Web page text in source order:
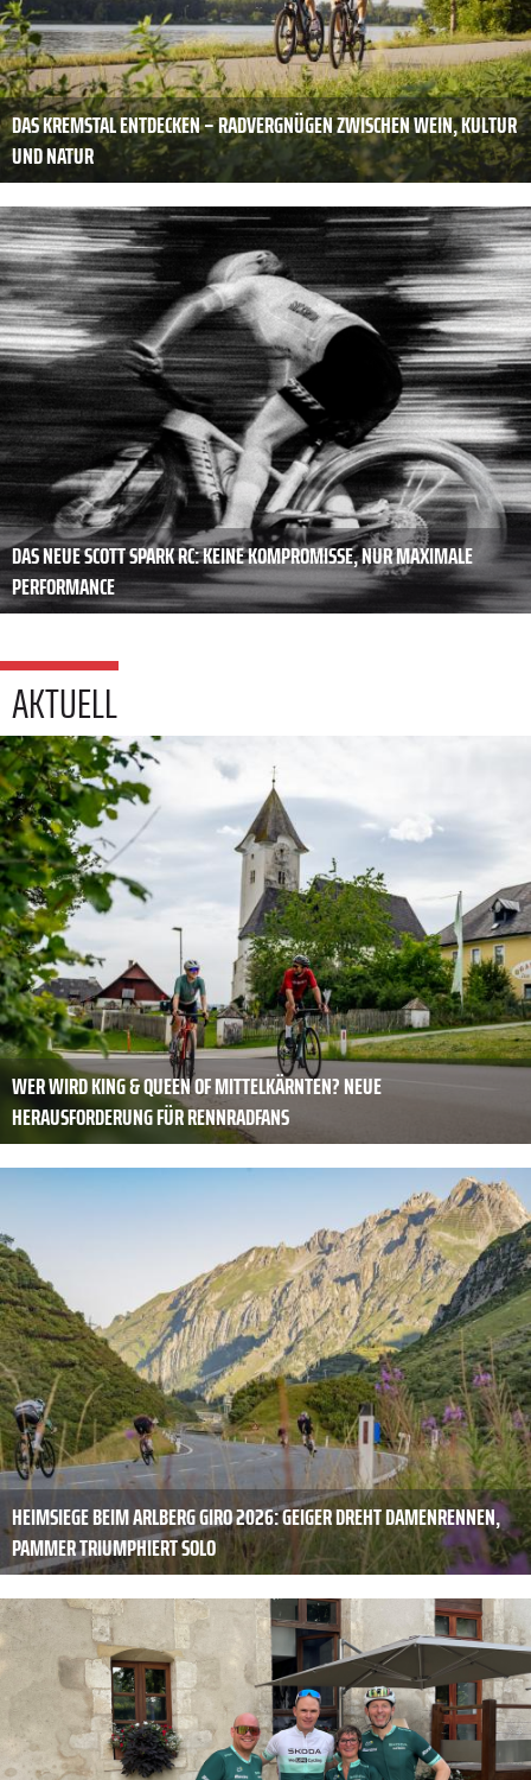
DAS KREMSTAL ENTDECKEN – RADVERGNÜGEN ZWISCHEN WEIN, KULTUR
UND NATUR
DAS NEUE SCOTT SPARK RC: KEINE KOMPROMISSE, NUR MAXIMALE
PERFORMANCE
AKTUELL
WER WIRD KING & QUEEN OF MITTELKÄRNTEN? NEUE
HERAUSFORDERUNG FÜR RENNRADFANS
HEIMSIEGE BEIM ARLBERG GIRO 2026: GEIGER DREHT DAMENRENNEN,
PAMMER TRIUMPHIERT SOLO